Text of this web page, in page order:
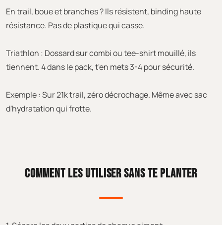
En trail, boue et branches ? Ils résistent, binding haute
résistance. Pas de plastique qui casse.
Triathlon : Dossard sur combi ou tee-shirt mouillé, ils
tiennent. 4 dans le pack, t'en mets 3-4 pour sécurité.
Exemple : Sur 21k trail, zéro décrochage. Même avec sac
d'hydratation qui frotte.
COMMENT LES UTILISER SANS TE PLANTER